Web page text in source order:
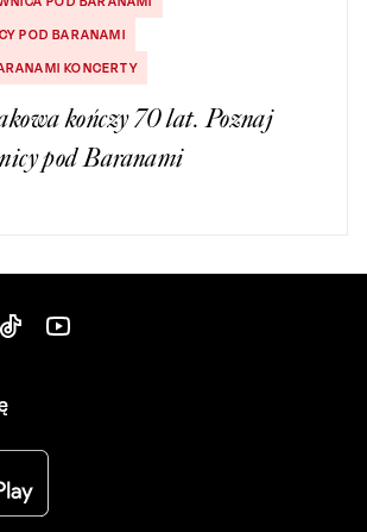
POD BARANAMI
KONCERTY
kończy 70 lat. Poznaj
pod Baranami